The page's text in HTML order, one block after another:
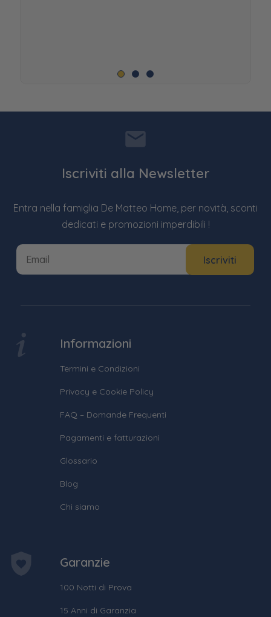
Iscriviti alla Newsletter
Entra nella famiglia De Matteo Home, per novità, sconti
dedicati e promozioni imperdibili !
Informazioni
Termini e Condizioni
Privacy e Cookie Policy
FAQ – Domande Frequenti
Pagamenti e fatturazioni
Glossario
Blog
Chi siamo
Garanzie
100 Notti di Prova
15 Anni di Garanzia